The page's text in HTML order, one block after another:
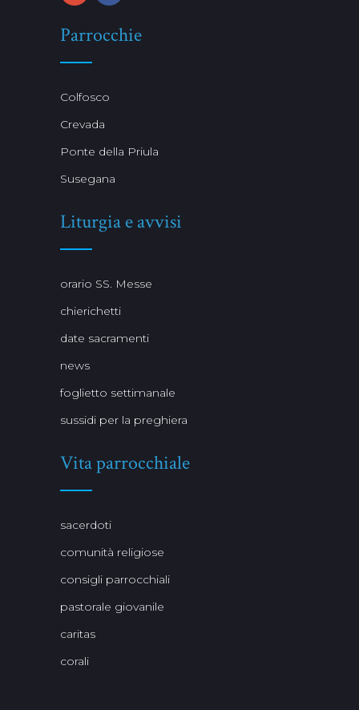
Parrocchie
Colfosco
Crevada
Ponte della Priula
Susegana
Liturgia e avvisi
orario SS. Messe
chierichetti
date sacramenti
news
foglietto settimanale
sussidi per la preghiera
Vita parrocchiale
sacerdoti
comunità religiose
consigli parrocchiali
pastorale giovanile
caritas
corali